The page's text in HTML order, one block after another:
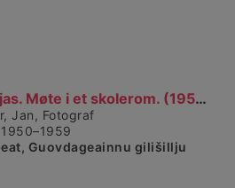
Coahkkin skuvlalanjas. Møte i et skolerom. (1950–1...
Čájet dárkkes dieđuid
Jan, Fotograf
1950–1959
Guovdageainnu gilišillju